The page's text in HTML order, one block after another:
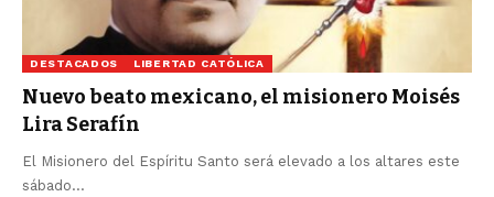
DESTACADOS LIBERTAD CATÓLICA
Nuevo beato mexicano, el misionero Moisés
Lira Serafín
El Misionero del Espíritu Santo será elevado a los altares este
sábado…